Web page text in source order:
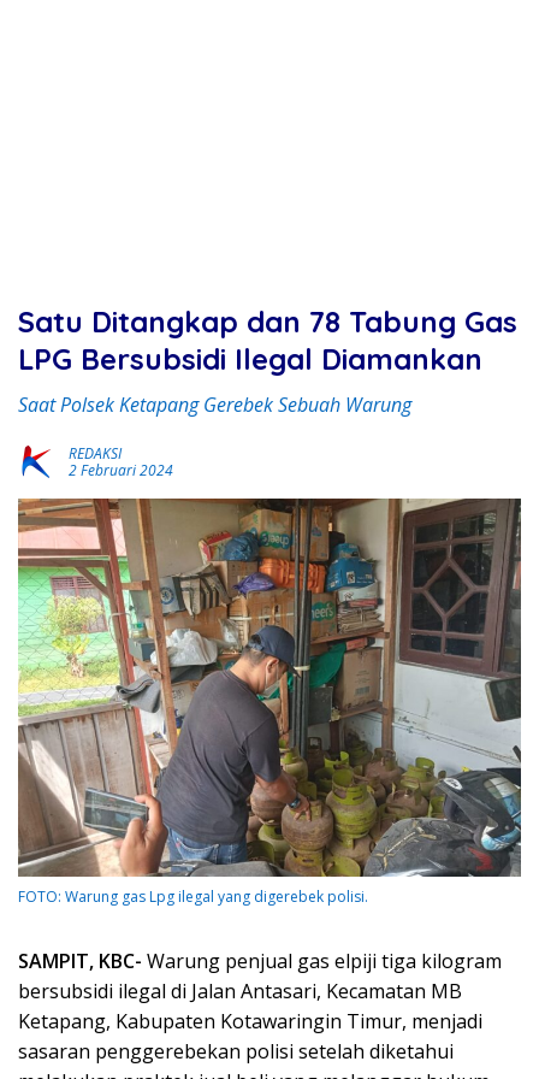
Satu Ditangkap dan 78 Tabung Gas
LPG Bersubsidi Ilegal Diamankan
Saat Polsek Ketapang Gerebek Sebuah Warung
REDAKSI
2 Februari 2024
FOTO: Warung gas Lpg ilegal yang digerebek polisi.
SAMPIT, KBC- Warung penjual gas elpiji tiga kilogram
bersubsidi ilegal di Jalan Antasari, Kecamatan MB
Ketapang, Kabupaten Kotawaringin Timur, menjadi
sasaran penggerebekan polisi setelah diketahui